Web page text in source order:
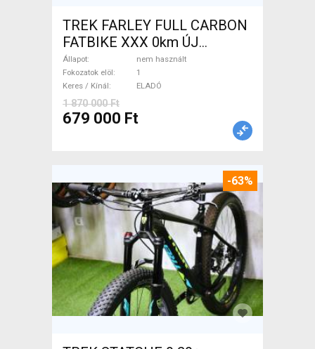
TREK FARLEY FULL CARBON
FATBIKE XXX 0km ÚJ
WAMPA CF Fatbike nem
használt ELADÓ
Állapot
nem használt
Fokozatok elöl
1
Keres / Kínál
ELADÓ
1 870 000 Ft
679 000 Ft
-63%